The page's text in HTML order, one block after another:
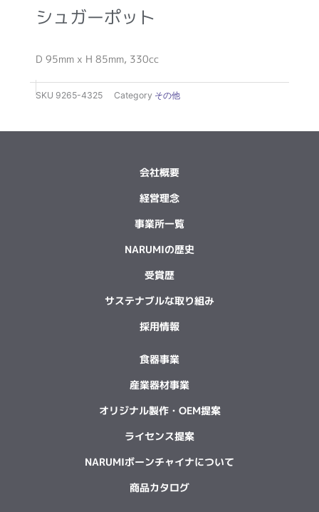
シュガーポット
D 95mm x H 85mm, 330cc
SKU 9265-4325 Category その他
会社概要
経営理念
事業所一覧
NARUMIの歴史
受賞歴
サステナブルな取り組み
採用情報
食器事業
産業器材事業
オリジナル製作・OEM提案
ライセンス提案
NARUMIボーンチャイナについて
商品カタログ